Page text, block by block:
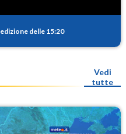
edizione delle 15:20
Vedi
tutte